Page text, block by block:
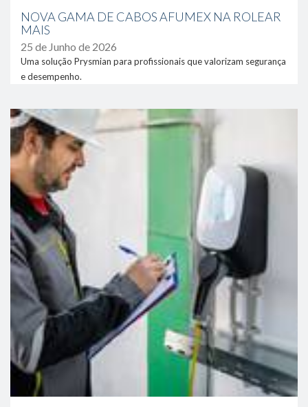
NOVA GAMA DE CABOS AFUMEX NA ROLEAR
MAIS
25 de Junho de 2026
Uma solução Prysmian para profissionais que valorizam segurança
e desempenho.
link